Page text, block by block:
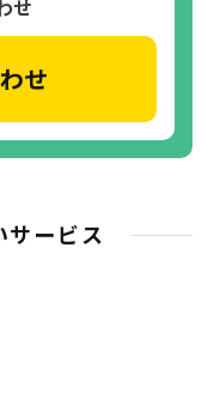
せ
せ
サービス